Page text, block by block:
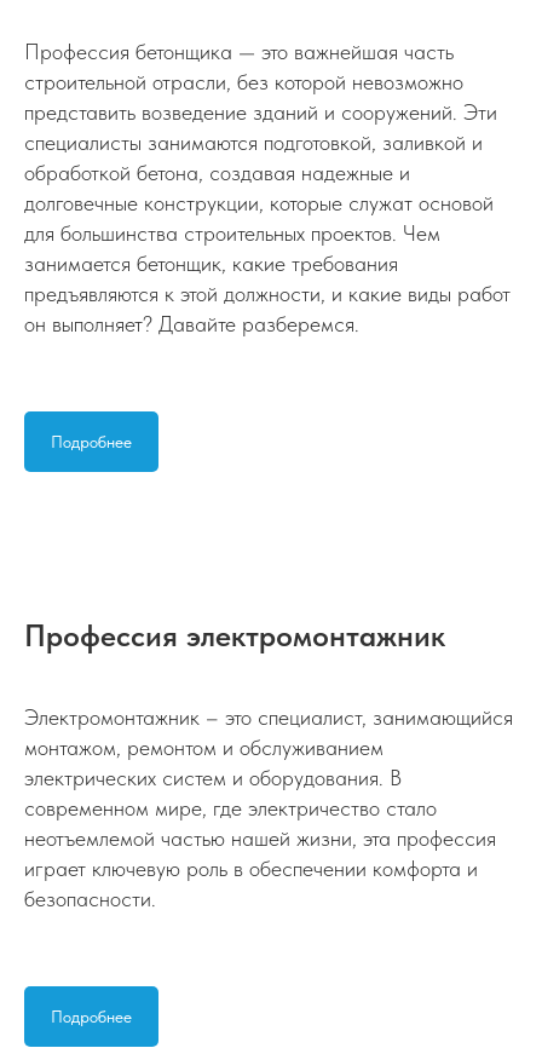
Профессия бетонщика — это важнейшая часть
строительной отрасли, без которой невозможно
представить возведение зданий и сооружений. Эти
специалисты занимаются подготовкой, заливкой и
обработкой бетона, создавая надежные и
долговечные конструкции, которые служат основой
для большинства строительных проектов. Чем
занимается бетонщик, какие требования
предъявляются к этой должности, и какие виды работ
он выполняет? Давайте разберемся.
Подробнее
Профессия электромонтажник
Электромонтажник – это специалист, занимающийся
монтажом, ремонтом и обслуживанием
электрических систем и оборудования. В
современном мире, где электричество стало
неотъемлемой частью нашей жизни, эта профессия
играет ключевую роль в обеспечении комфорта и
безопасности.
Подробнее